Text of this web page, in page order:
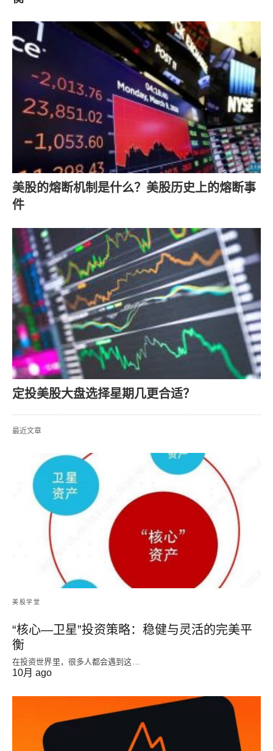
美股的熔断机制是什么？美股历史上的熔断事
件
定投美股大盘选择星期几更合适？
最近文章
美股学堂
“核心—卫星”投资策略：稳健与灵活的完美平
衡
在投资世界里，很多人都会遇到这…
10月 ago